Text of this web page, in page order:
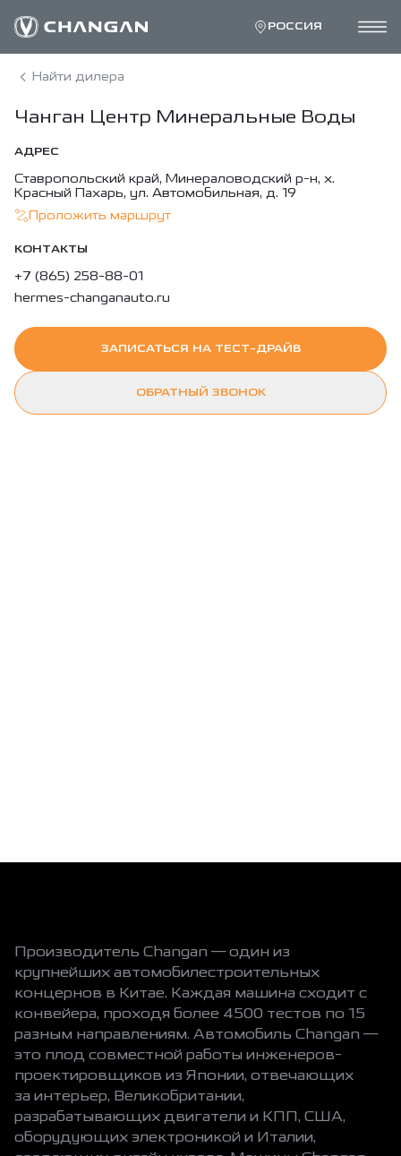
РОССИЯ
Найти дилера
Чанган Центр Минеральные Воды
АДРЕС
Ставропольский край, Минераловодский р-н, х.
Красный Пахарь, ул. Автомобильная, д. 19
Проложить маршрут
КОНТАКТЫ
+7 (865) 258-88-01
hermes-changanauto.ru
ЗАПИСАТЬСЯ НА ТЕСТ-ДРАЙВ
ОБРАТНЫЙ ЗВОНОК
Производитель Changan — один из
крупнейших автомобилестроительных
концернов в Китае. Каждая машина сходит с
конвейера, проходя более 4500 тестов по 15
разным направлениям. Автомобиль Changan —
это плод совместной работы инженеров-
проектировщиков из Японии, отвечающих
за интерьер, Великобритании,
разрабатывающих двигатели и КПП, США,
оборудующих электроникой и Италии,